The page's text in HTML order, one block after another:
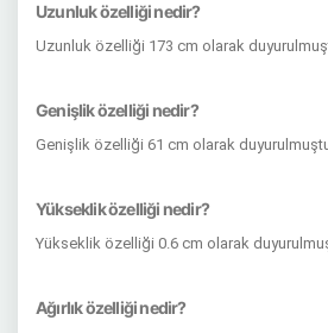
Uzunluk özelliği nedir?
Uzunluk özelliği 173 cm olarak
Genişlik özelliği nedir?
Genişlik özelliği 61 cm olarak
Yükseklik özelliği nedir?
Yükseklik özelliği 0.6 cm olarak
Ağırlık özelliği nedir?